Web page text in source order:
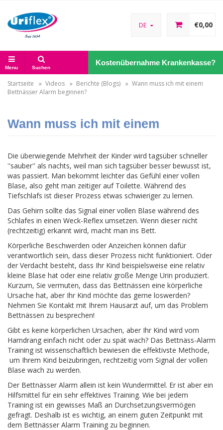
DE €0,00
Menu Suchen
Kostenübernahme Krankenkasse?
Startseite Videos Berichte (Blogs)
Wann muss ich mit einem
Bettnässer Alarm beginnen?
Wann muss ich mit einem
Die überwiegende Mehrheit der Kinder wird tagsüber schneller
''sauber'' als nachts, weil man sich tagsüber besser bewusst ist,
was passiert. Man bekommt leichter das Gefühl einer vollen
Blase, also geht man zeitiger auf Toilette. Während des
Tiefschlafs ist dieser Prozess etwas schwieriger zu lernen.
Das Gehirn sollte das Signal einer vollen Blase während des
Schlafes in einen Weck-Reflex umsetzen. Wenn dieser nicht
(rechtzeitig) erkannt wird, macht man ins Bett.
Körperliche Beschwerden oder Anzeichen können dafür
verantwortlich sein, dass dieser Prozess nicht funktioniert. Oder
der Verdacht besteht, dass Ihr Kind beispielsweise eine relativ
kleine Blase hat oder eine relativ große Menge Urin produziert.
Kurzum, Sie vermuten, dass das Bettnässen eine körperliche
Ursache hat, aber Ihr Kind möchte das gerne loswerden?
Nehmen Sie Kontakt mit Ihrem Hausarzt auf, um das Problem
Bettnässen zu besprechen!
Gibt es keine körperlichen Ursachen, aber Ihr Kind wird vom
Harndrang einfach nicht oder zu spät wach? Das Bettnäss-Alarm
Training ist wissenschaftlich bewiesen die effektivste Methode,
um Ihrem Kind beizubringen, rechtzeitig vom Signal der vollen
Blase wach zu werden.
Der Bettnässer Alarm allein ist kein Wundermittel. Er ist aber ein
Hilfsmittel für ein sehr effektives Training. Wie bei jedem
Training ist ein gewisses Maß an Durchsetzungsvermögen
gefragt. Deshalb ist es wichtig, an einem guten Zeitpunkt mit
dem Bettnässer Alarm Training zu beginnen.